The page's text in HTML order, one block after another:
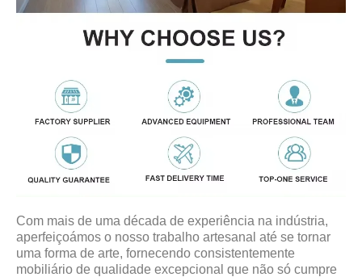
Com mais de uma década de experiência na indústria,
aperfeiçoámos o nosso trabalho artesanal até se tornar
uma forma de arte, fornecendo consistentemente
mobiliário de qualidade excepcional que não só cumpre